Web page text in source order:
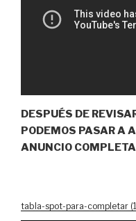
DESPUÉS DE
PODEMOS PASAR A
ANUNCIO
tabla-spot-para-completar